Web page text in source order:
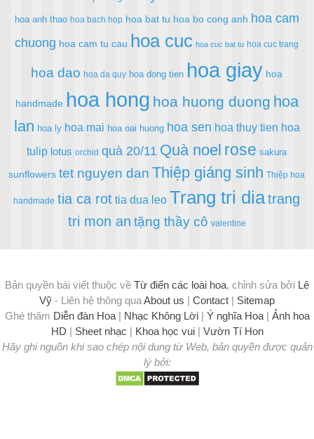
hoa anh thao hoa bach hop hoa bat tu hoa bo cong anh hoa cam
chuong hoa cam tu cau hoa cuc hoa cuc bat tu hoa cuc trang
hoa dao hoa da quy hoa dong tien hoa giay hoa
handmade hoa hong hoa huong duong hoa
lan hoa ly hoa mai hoa oai huong hoa sen hoa thuy tien hoa
tulip lotus orchid quà 20/11 Quà noel rose sakura
sunflowers tet nguyen dan Thiệp giáng sinh Thiệp hoa
handmade tia ca rot tia dua leo Trang tri diatrang
tri mon an tặng thầy cô valentine
Bản quyền bài viết thuộc về Từ điển các loài hoa, chỉnh sửa bởi Lê
Vỹ - Liên hệ thông quaAbout us | Contact | Sitemap
Ghé thăm Diễn đàn Hoa| Nhạc Không Lời| Ý nghĩa Hoa| Ảnh hoa
HD | Sheet nhạc | Khoa học vui| Vườn Tí Hon
Hãy ghi nguồn khi sao chép nội dung từ Web, bản quyền được quản
lý bởi: